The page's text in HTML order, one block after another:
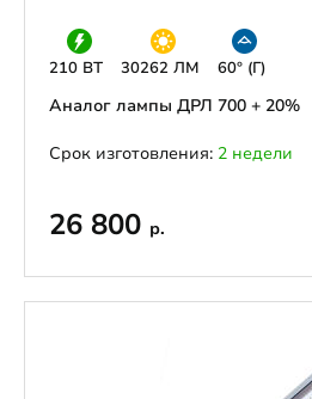
210 ВТ 30262 ЛМ 60° (Г)
Аналог лампы ДРЛ 700 + 20%
Срок изготовления: 2 недели
26 800 р.